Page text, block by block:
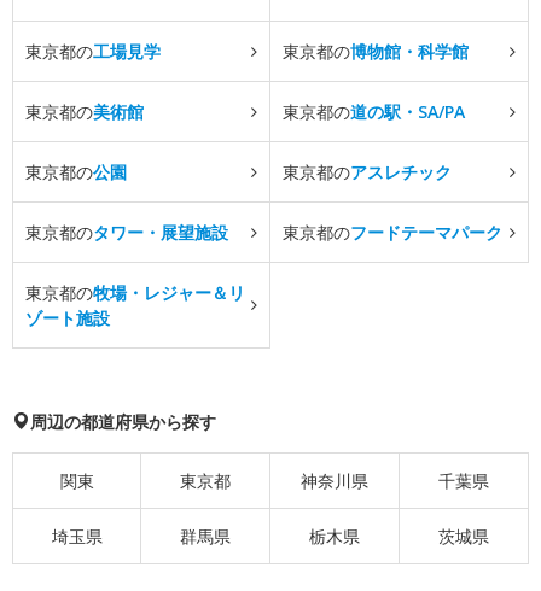
東京都の工場見学 東京都の博物館・科学館
東京都の美術館 東京都の道の駅・SA/PA
東京都の公園 東京都のアスレチック
東京都のタワー・展望施設 東京都のフードテーマパーク
東京都の牧場・レジャー＆リ
ゾート施設
周辺の都道府県から探す
関東 東京都 神奈川県 千葉県
埼玉県 群馬県 栃木県 茨城県